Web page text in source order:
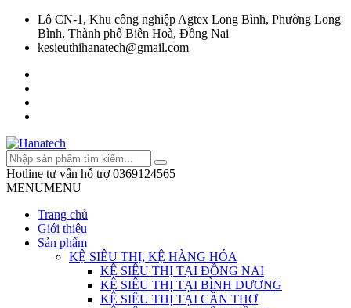
Lô CN-1, Khu công nghiệp Agtex Long Bình, Phường Long
Bình, Thành phố Biên Hoà, Đồng Nai
kesieuthihanatech@gmail.com
Hotline tư vấn hỗ trợ 0369124565
MENUMENU
Trang chủ
Giới thiệu
Sản phẩm
KỆ SIÊU THỊ, KỆ HÀNG HÓA
KỆ SIÊU THỊ TẠI ĐỒNG NAI
KỆ SIÊU THỊ TẠI BÌNH DƯƠNG
KỆ SIÊU THỊ TẠI CẦN THƠ